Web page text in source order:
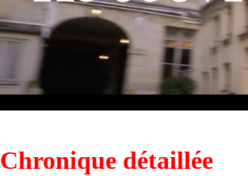
Chronique détaillée